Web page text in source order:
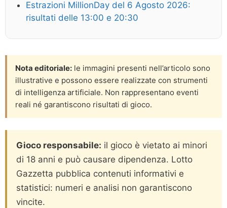
Estrazioni MillionDay del 6 Agosto 2026:
risultati delle 13:00 e 20:30
Nota editoriale: le immagini presenti nell’articolo sono
illustrative e possono essere realizzate con strumenti
di intelligenza artificiale. Non rappresentano eventi
reali né garantiscono risultati di gioco.
Gioco responsabile: il gioco è vietato ai minori
di 18 anni e può causare dipendenza. Lotto
Gazzetta pubblica contenuti informativi e
statistici: numeri e analisi non garantiscono
vincite.